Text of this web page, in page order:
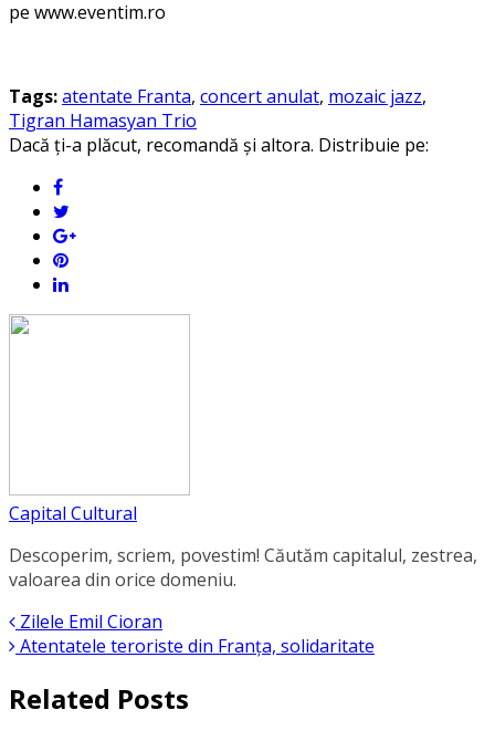
pe www.eventim.ro
Tags:atentate Franta, concert anulat, mozaic jazz,
Tigran Hamasyan Trio
Dacă ți-a plăcut, recomandă și altora. Distribuie pe:
Capital Cultural
Descoperim, scriem, povestim! Căutăm capitalul, zestrea,
valoarea din orice domeniu.
Zilele Emil Cioran
Atentatele teroriste din Franţa, solidaritate
Related Posts